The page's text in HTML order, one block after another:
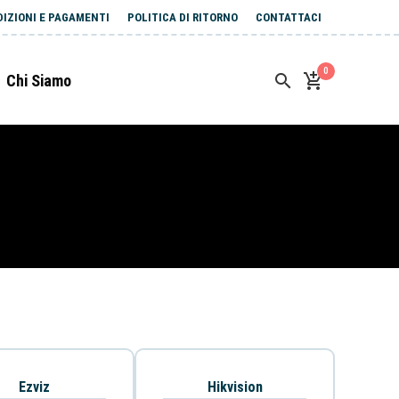
E PAGAMENTI POLITICA DI RITORNO CONTATTACI
Chi Siamo
0
Ezviz Hikvision